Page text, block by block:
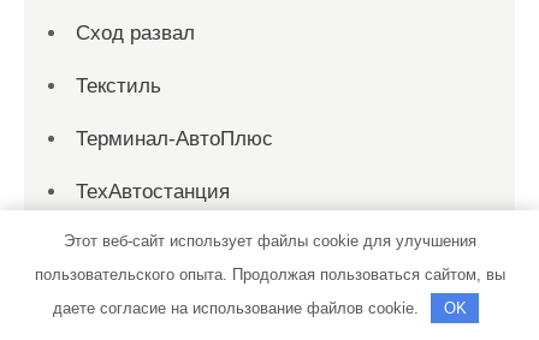
Сход развал
Текстиль
Терминал-АвтоПлюс
ТехАвтостанция
Техком
Этот веб-сайт использует файлы cookie для улучшения
пользовательского опыта. Продолжая пользоваться сайтом, вы
даете согласие на использование файлов cookie.
OK